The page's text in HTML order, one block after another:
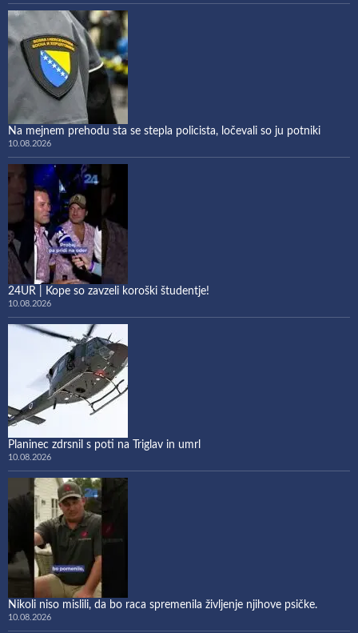
Na mejnem prehodu sta se stepla policista, ločevali so ju potniki
10.08.2026
24UR | Kope so zavzeli koroški študentje!
10.08.2026
Planinec zdrsnil s poti na Triglav in umrl
10.08.2026
Nikoli niso mislili, da bo raca spremenila življenje njihove psičke.
10.08.2026